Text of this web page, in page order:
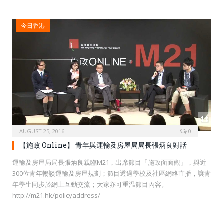
今日香港
AUGUST 25, 2016 0
【施政 Online】 青年與運輸及房屋局局長張炳良對話
運輸及房屋局局長張炳良親臨M21，出席節目「施政面面觀」，與近
300位青年暢談運輸及房屋規劃；節目透過學校及社區網絡直播，讓青
年學生同步於網上互動交流；大家亦可重温節目內容。
http://m21.hk/policyaddress/